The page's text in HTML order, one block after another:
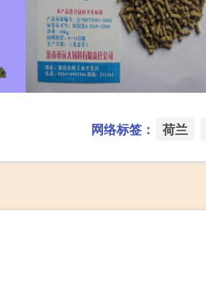
网络标签： 荷兰